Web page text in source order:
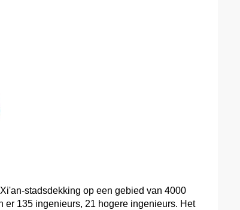
stadsdekking op een gebied van 4000
er 135 ingenieurs, 21 hogere ingenieurs. Het